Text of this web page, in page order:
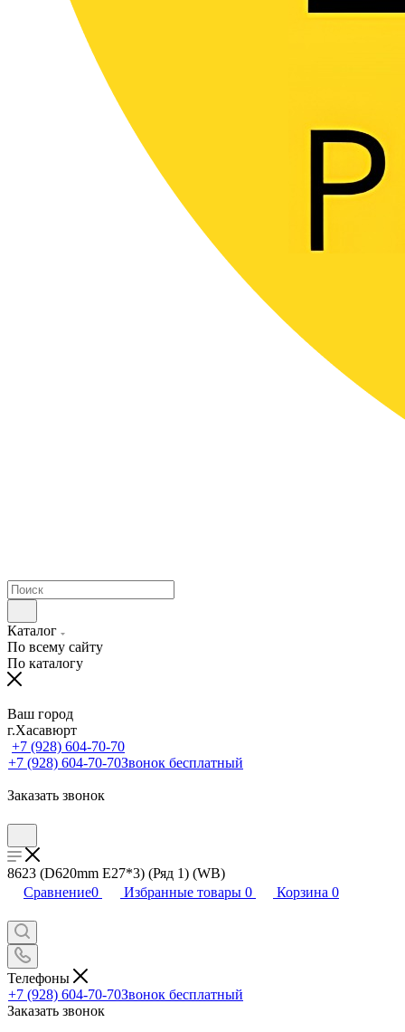
Каталог
По всему сайту
По каталогу
Ваш город
г.Хасавюрт
+7 (928) 604-70-70
+7 (928) 604-70-70Звонок бесплатный
Заказать звонок
8623 (D620mm E27*3) (Ряд 1) (WB)
Сравнение0 Избранные товары 0 Корзина 0
Телефоны
+7 (928) 604-70-70Звонок бесплатный
Заказать звонок